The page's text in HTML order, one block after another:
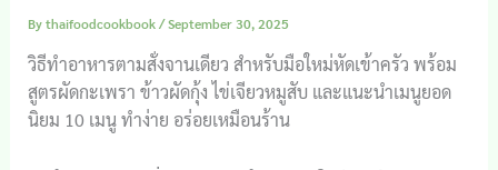
Bythaifoodcookbook/September 30, 2025
วิธีทำอาหารตามสั่งจานเดียว สำหรับมือใหม่หัดเข้าครัว พร้อม
สูตรผัดกะเพรา ข้าวผัดกุ้ง ไข่เจียวหมูสับ และแนะนำเมนูยอด
นิยม 10 เมนู ทำง่าย อร่อยเหมือนร้าน